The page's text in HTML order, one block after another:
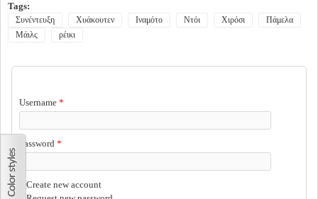
Tags:
Συνέντευξη Χυάκουτεν Ιναμότο Ντόι Χιρόσι
Πάμελα
Μάιλς
ρέικι
Username *
Password *
Create new account